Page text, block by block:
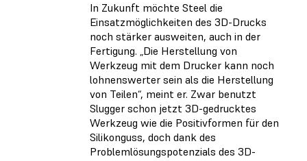
In Zukunft möchte Steel die
Einsatzmöglichkeiten des 3D-Drucks
noch stärker ausweiten, auch in der
Fertigung. „Die Herstellung von
Werkzeug mit dem Drucker kann noch
lohnenswerter sein als die Herstellung
von Teilen“, meint er. Zwar benutzt
Slugger schon jetzt 3D-gedrucktes
Werkzeug wie die Positivformen für den
Silikonguss, doch dank des
Problemlösungspotenzials des 3D-